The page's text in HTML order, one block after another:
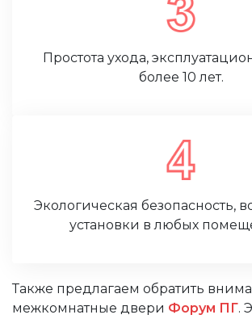
Простота ухода,
более 10 лет.
Экологическая безопасность,
установки в любых
Также предлагаем обратить
межкомнатные двери Форум ПГ.